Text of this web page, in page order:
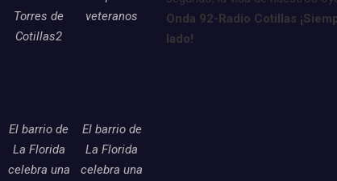
Torres de
Cotillas2
veteranos
El barrio de
La Florida
celebra una
El barrio de
La Florida
celebra una
Onda 92-Radio Cotillas
lado!